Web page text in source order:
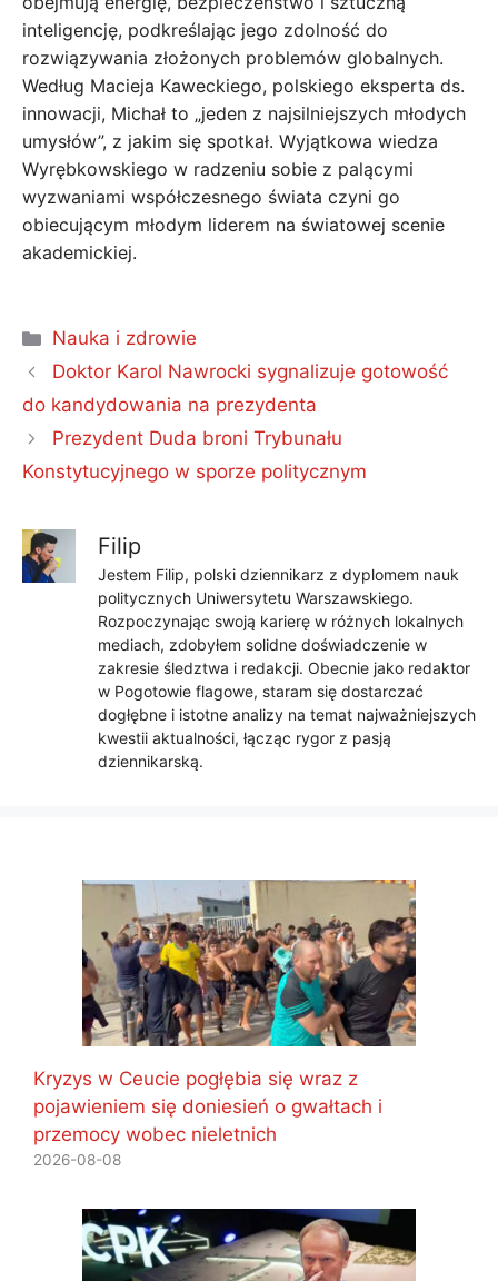
inteligencję, podkreślając jego zdolność do
rozwiązywania złożonych problemów globalnych.
Według Macieja Kaweckiego, polskiego eksperta ds.
innowacji, Michał to „jeden z najsilniejszych młodych
umysłów”, z jakim się spotkał. Wyjątkowa wiedza
Wyrębkowskiego w radzeniu sobie z palącymi
wyzwaniami współczesnego świata czyni go
obiecującym młodym liderem na światowej scenie
akademickiej.
Kategorie
Nauka i zdrowie
Doktor Karol Nawrocki sygnalizuje gotowość
do kandydowania na prezydenta
Prezydent Duda broni Trybunału
Konstytucyjnego w sporze politycznym
Filip
Jestem Filip, polski dziennikarz z dyplomem nauk
politycznych Uniwersytetu Warszawskiego.
Rozpoczynając swoją karierę w różnych lokalnych
mediach, zdobyłem solidne doświadczenie w
zakresie śledztwa i redakcji. Obecnie jako redaktor
w Pogotowie flagowe, staram się dostarczać
dogłębne i istotne analizy na temat najważniejszych
kwestii aktualności, łącząc rygor z pasją
dziennikarską.
Kryzys w Ceucie pogłębia się wraz z
pojawieniem się doniesień o gwałtach i
przemocy wobec nieletnich
2026-08-08